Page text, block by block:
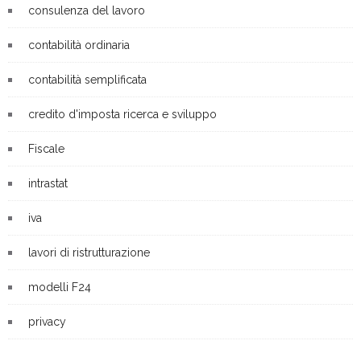
consulenza del lavoro
contabilità ordinaria
contabilità semplificata
credito d'imposta ricerca e sviluppo
Fiscale
intrastat
iva
lavori di ristrutturazione
modelli F24
privacy